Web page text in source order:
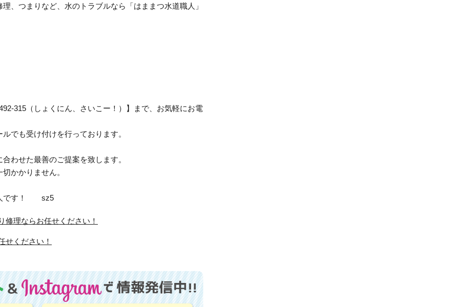
、つまりなど、水のトラブルなら「はままつ水道職人」
315（しょくにん、さいこー！）】まで、お気軽にお電
でも受け付けを行っております。
わせた最善のご提案を致します。
かかりません。
人です！ sz5
修理ならお任せください！
せください！